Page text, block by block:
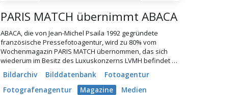
PARIS MATCH übernimmt ABACA
ABACA, die von Jean-Michel Psaila 1992 gegründete
französische Pressefotoagentur, wird zu 80% vom
Wochenmagazin PARIS MATCH übernommen, das sich
wiederum im Besitz des Luxuskonzerns LVMH befindet …
Bildarchiv
Bilddatenbank
Fotoagentur
Fotografenagentur
Magazine Medien